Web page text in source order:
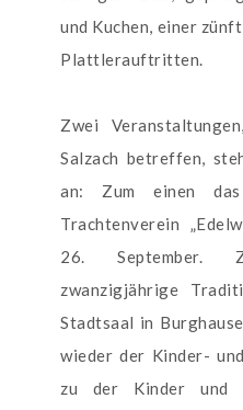
und Kuchen, einer
Plattlerauftritten.
Zwei
Salzach betreffen,
an: Zum einen
Trachtenverein
26. September.
zwanzigjährige
Stadtsaal in
wieder der Kinder-
zu der Kinder und